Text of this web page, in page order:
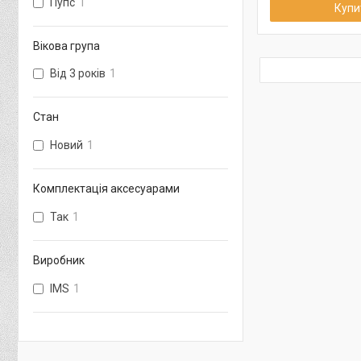
Вікова група
Від 3 років 1
Стан
Новий 1
Комплектація аксесуарами
Так 1
Виробник
IMS 1